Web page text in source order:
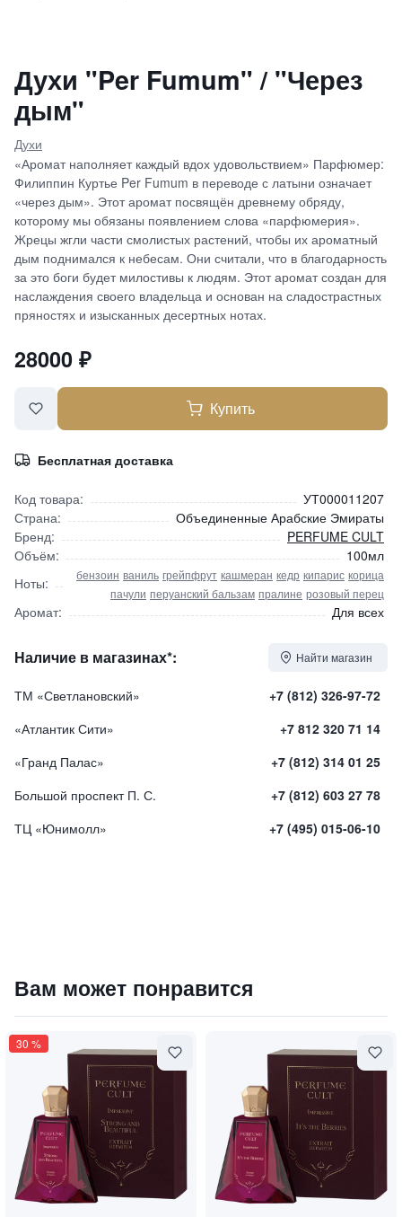
Духи "Per Fumum" / "Через
дым"
Духи
«Аромат наполняет каждый вдох удовольствием» Парфюмер:
Филиппин Куртье Per Fumum в переводе с латыни означает
«через дым». Этот аромат посвящён древнему обряду,
которому мы обязаны появлением слова «парфюмерия».
Жрецы жгли части смолистых растений, чтобы их ароматный
дым поднимался к небесам. Они считали, что в благодарность
за это боги будет милостивы к людям. Этот аромат создан для
наслаждения своего владельца и основан на сладострастных
пряностях и изысканных десертных нотах.
28000 ₽
Купить
Бесплатная доставка
Код товара:
УТ000011207
Страна:
Объединенные Арабские Эмираты
Бренд:
PERFUME CULT
Объём:
100мл
Ноты:
бензоин ваниль грейпфрут кашмеран кедр кипарис корица
пачули перуанский бальзам пралине розовый перец
Аромат: Для всех
Наличие в магазинах*: Найти магазин
ТМ «Светлановский»
+7 (812) 326-97-72
«Атлантик Сити»
+7 812 320 71 14
«Гранд Палас»
+7 (812) 314 01 25
Большой проспект П. С.
+7 (812) 603 27 78
ТЦ «Юнимолл»
+7 (495) 015-06-10
28000₽9 840 ₽
Вам может понравится
30 %